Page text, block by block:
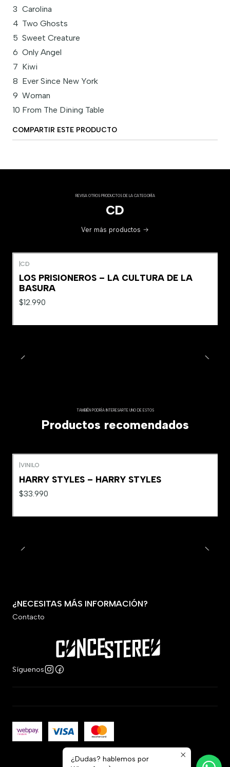
3 Carolina
4 Two Ghosts
5 Sweet Creature
6 Only Angel
7 Kiwi
8 Ever Since New York
9 Woman
10 From The Dining Table
COMPARTIR ESTE PRODUCTO
REVISA OTROS PRODUCTOS DE LA CATEGORÍA
CD
Ver más productos
CD
LOS PRISIONEROS – LA CULTURA DE LA
BASURA
$12.990
TAMBIÉN PODRÍA INTERESARTE UNO DE ESTOS
Productos recomendados
VINILO
HARRY STYLES – HARRY STYLES
$33.990
¿NECESITAS MÁS INFORMACIÓN?
Contacto
Síguenos
2026 Concestereo.
¿Dudas? hablemos por